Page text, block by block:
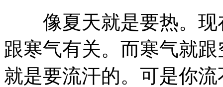
像夏天就是要热。现
跟寒气有关。而寒气就
就是要流汗的。可是你